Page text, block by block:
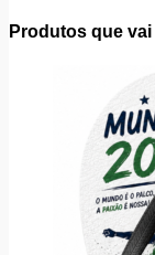
Produtos que